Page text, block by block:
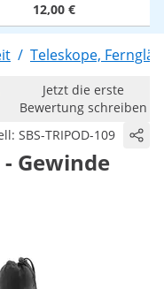
12,00 €
/ Teleskope,
Jetzt die erste
Bewertung schreiben
SBS-TRIPOD-109
Gewinde